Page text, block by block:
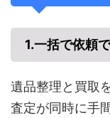
1.一括で依頼
遺品整理と買取
査定が同時に手